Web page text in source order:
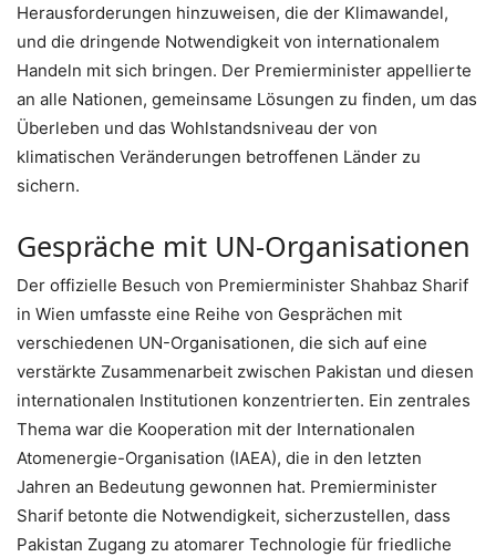
Herausforderungen hinzuweisen, die der Klimawandel,
und die dringende Notwendigkeit von internationalem
Handeln mit sich bringen. Der Premierminister appellierte
an alle Nationen, gemeinsame Lösungen zu finden, um das
Überleben und das Wohlstandsniveau der von
klimatischen Veränderungen betroffenen Länder zu
sichern.
Gespräche mit UN-Organisationen
Der offizielle Besuch von Premierminister Shahbaz Sharif
in Wien umfasste eine Reihe von Gesprächen mit
verschiedenen UN-Organisationen, die sich auf eine
verstärkte Zusammenarbeit zwischen Pakistan und diesen
internationalen Institutionen konzentrierten. Ein zentrales
Thema war die Kooperation mit der Internationalen
Atomenergie-Organisation (IAEA), die in den letzten
Jahren an Bedeutung gewonnen hat. Premierminister
Sharif betonte die Notwendigkeit, sicherzustellen, dass
Pakistan Zugang zu atomarer Technologie für friedliche